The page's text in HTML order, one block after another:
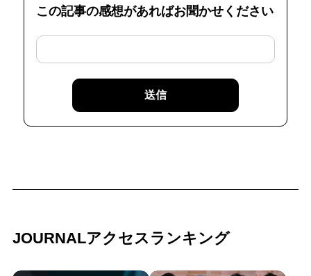
この記事の感想があればお聞かせください
送信
JOURNALアクセスランキング